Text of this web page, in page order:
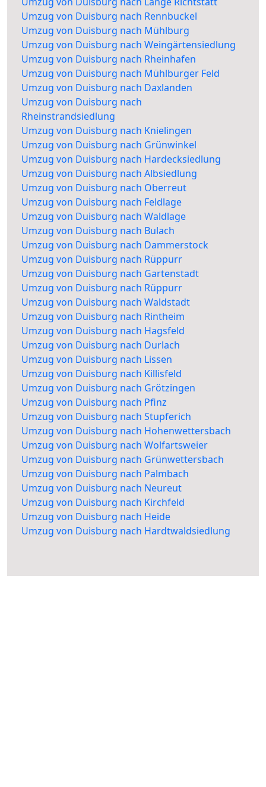
Umzug von Duisburg nach Rennbuckel
Umzug von Duisburg nach Mühlburg
Umzug von Duisburg nach Weingärtensiedlung
Umzug von Duisburg nach Rheinhafen
Umzug von Duisburg nach Mühlburger Feld
Umzug von Duisburg nach Daxlanden
Umzug von Duisburg nach
Rheinstrandsiedlung
Umzug von Duisburg nach Knielingen
Umzug von Duisburg nach Grünwinkel
Umzug von Duisburg nach Hardecksiedlung
Umzug von Duisburg nach Albsiedlung
Umzug von Duisburg nach Oberreut
Umzug von Duisburg nach Feldlage
Umzug von Duisburg nach Waldlage
Umzug von Duisburg nach Bulach
Umzug von Duisburg nach Dammerstock
Umzug von Duisburg nach Rüppurr
Umzug von Duisburg nach Gartenstadt
Umzug von Duisburg nach Rüppurr
Umzug von Duisburg nach Waldstadt
Umzug von Duisburg nach Rintheim
Umzug von Duisburg nach Hagsfeld
Umzug von Duisburg nach Durlach
Umzug von Duisburg nach Lissen
Umzug von Duisburg nach Killisfeld
Umzug von Duisburg nach Grötzingen
Umzug von Duisburg nach Pfinz
Umzug von Duisburg nach Stupferich
Umzug von Duisburg nach Hohenwettersbach
Umzug von Duisburg nach Wolfartsweier
Umzug von Duisburg nach Grünwettersbach
Umzug von Duisburg nach Palmbach
Umzug von Duisburg nach Neureut
Umzug von Duisburg nach Kirchfeld
Umzug von Duisburg nach Heide
Umzug von Duisburg nach Hardtwaldsiedlung